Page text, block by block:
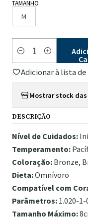
TAMANHO
M
Quantidade
Adicionar à lista
Mostrar stock
DESCRIÇÃO
Nível de Cuidados:
Temperamento:
Coloração: Bronze,
Dieta:Omnívoro
Compatível com
Parâmetros: 1.020-1-
Tamanho Máximo: